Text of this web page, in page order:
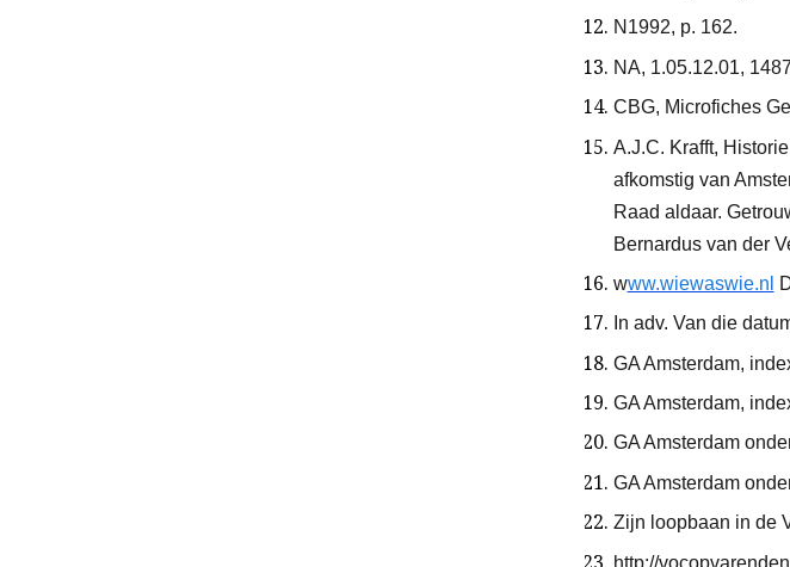
N1992, p. 162.
NA, 1.05.12.01,
CBG, Microfiches
A.J.C. Krafft,
afkomstig van
Raad aldaar.
Bernardus van der
www.wiewaswie.nl
In adv. Van die
GA Amsterdam,
GA Amsterdam,
GA Amsterdam
GA Amsterdam
Zijn loopbaan in de
http://